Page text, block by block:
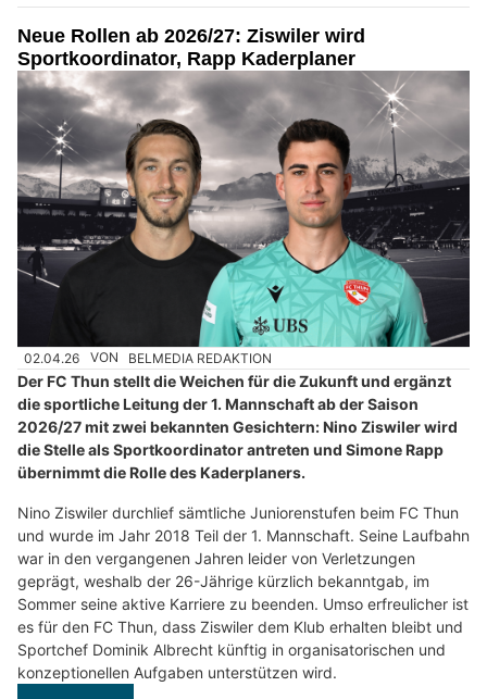
Neue Rollen ab 2026/27: Ziswiler wird
Sportkoordinator, Rapp Kaderplaner
02.04.26 VON BELMEDIA REDAKTION
Der FC Thun stellt die Weichen für die Zukunft und ergänzt
die sportliche Leitung der 1. Mannschaft ab der Saison
2026/27 mit zwei bekannten Gesichtern: Nino Ziswiler wird
die Stelle als Sportkoordinator antreten und Simone Rapp
übernimmt die Rolle des Kaderplaners.
Nino Ziswiler durchlief sämtliche Juniorenstufen beim FC Thun
und wurde im Jahr 2018 Teil der 1. Mannschaft. Seine Laufbahn
war in den vergangenen Jahren leider von Verletzungen
geprägt, weshalb der 26-Jährige kürzlich bekanntgab, im
Sommer seine aktive Karriere zu beenden. Umso erfreulicher ist
es für den FC Thun, dass Ziswiler dem Klub erhalten bleibt und
Sportchef Dominik Albrecht künftig in organisatorischen und
konzeptionellen Aufgaben unterstützen wird.